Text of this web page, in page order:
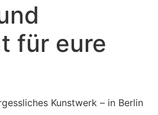
für eure
Kunstwerk – in Berlin